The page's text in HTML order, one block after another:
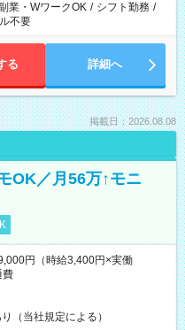
業・WワークOK / シフト勤務 /
不要
る 詳細へ
掲載日：2026.08.08
OK／月56万↑モニ
円（時給3,400円×実働
費
（当社規定による）